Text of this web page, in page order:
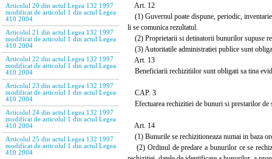
Articolul 20 din actul Legea 132 1997
modificat de articolul 1 din actul Legea
410 2004
Articolul 21 din actul Legea 132 1997
modificat de articolul 1 din actul Legea
410 2004
Articolul 22 din actul Legea 132 1997
modificat de articolul 1 din actul Legea
410 2004
Articolul 23 din actul Legea 132 1997
modificat de articolul 1 din actul Legea
410 2004
Articolul 24 din actul Legea 132 1997
modificat de articolul 1 din actul Legea
410 2004
Articolul 25 din actul Legea 132 1997
modificat de articolul 1 din actul Legea
410 2004
Art. 12
(1) Guvernul poate dispune, periodic,
li se comunica rezultatul.
(2) Proprietarii si detinatorii bunurilor supuse
(3) Autoritatile administratiei publice sunt
Art. 13
Beneficiarii rechizitiilor sunt obligati sa tina
CAP. 3
Efectuarea rechizitiei de bunuri si prestarilor
Art. 14
(1) Bunurile se rechizitioneaza numai in baza
(2) Ordinul de predare a bunurilor ce se